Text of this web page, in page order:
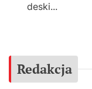
deski...
Redakcja